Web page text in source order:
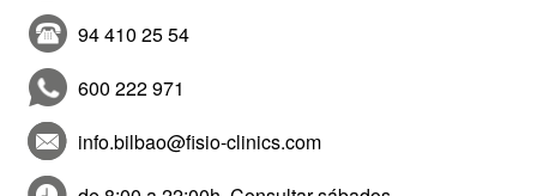
94 410 25 54
600 222 971
info.bilbao@fisio-clinics.com